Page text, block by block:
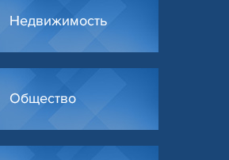
Недвижимость
Общество